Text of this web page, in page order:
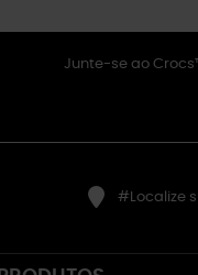
Junte-se ao
#Localize